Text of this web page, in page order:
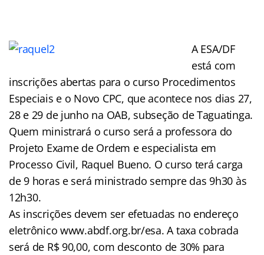
A ESA/DF
está com
inscrições abertas para o curso Procedimentos
Especiais e o Novo CPC, que acontece nos dias 27,
28 e 29 de junho na OAB, subseção de Taguatinga.
Quem ministrará o curso será a professora do
Projeto Exame de Ordem e especialista em
Processo Civil, Raquel Bueno. O curso terá carga
de 9 horas e será ministrado sempre das 9h30 às
12h30.
As inscrições devem ser efetuadas no endereço
eletrônico www.abdf.org.br/esa. A taxa cobrada
será de R$ 90,00, com desconto de 30% para